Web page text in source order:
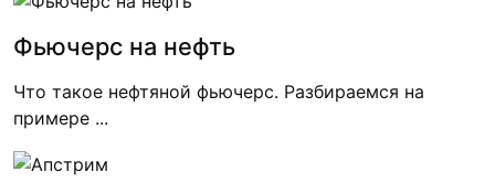
Фьючерс на нефть
Что такое нефтяной фьючерс. Разбираемся на
примере ...